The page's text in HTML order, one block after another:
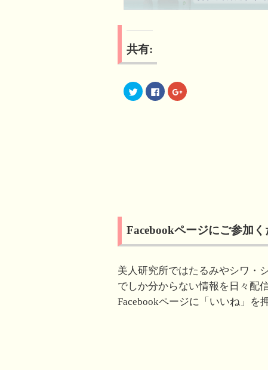
共有:
ク
リ
ウ
ン
で
開
き
ま
す
)
F
a
て
だ
(
新
し
い
ウ
ィ
ク
リ
い
ウ
ン
で
開
き
ま
す
)
Facebookページにご参加
美人研究所ではたるみやシワ・
でしか分からない情報を日々配
Facebookページに「いいね」を